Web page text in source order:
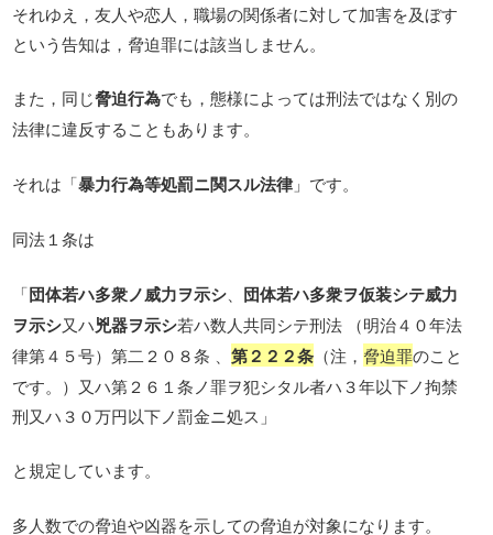
それゆえ，友人や恋人，職場の関係者に対して加害を及ぼす
という告知は，脅迫罪には該当しません。
また，同じ脅迫行為でも，態様によっては刑法ではなく別の
法律に違反することもあります。
それは「暴力行為等処罰ニ関スル法律 」です。
同法１条は
「団体若ハ多衆ノ威力ヲ示シ
団体若ハ多衆ヲ仮装シテ威力
ヲ示シ又ハ兇器ヲ示シ若ハ数人共同シテ刑法 （明治４０年法
律第４５号）第二２０８条 、第２２２条 （注， 脅迫罪のこと
です。）又ハ第２６１条ノ罪ヲ犯シタル者ハ３年以下ノ拘禁
刑又ハ３０万円以下ノ罰金ニ処ス」
と規定しています。
多人数での脅迫や凶器を示しての脅迫が対象になります。